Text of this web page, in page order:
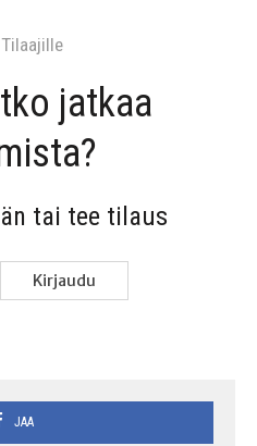
jat­kaa
tai tee tilaus
Kir­jau­du
JAA